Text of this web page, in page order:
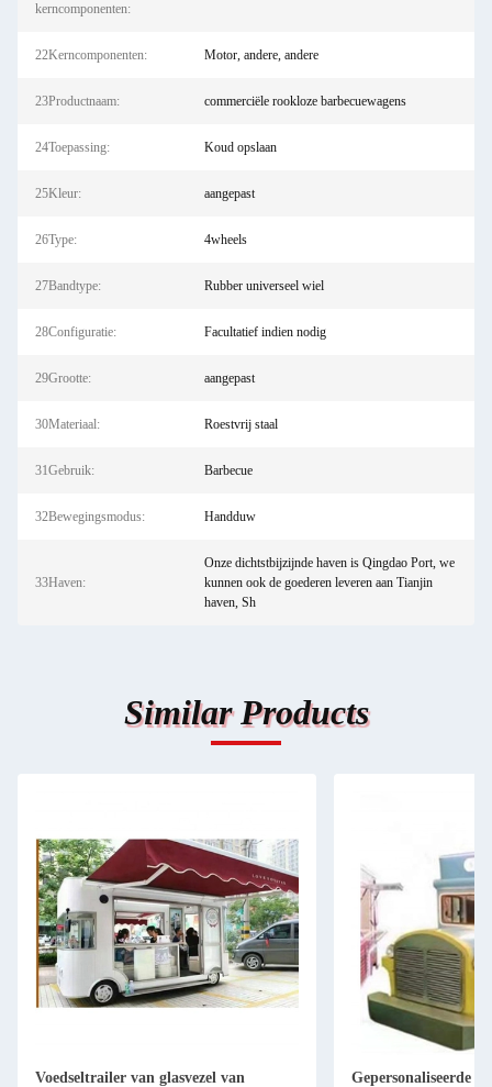
kerncomponenten:
22Kerncomponenten: Motor, andere, andere
23Productnaam: commerciële rookloze barbecuewagens
24Toepassing: Koud opslaan
25Kleur: aangepast
26Type: 4wheels
27Bandtype: Rubber universeel wiel
28Configuratie: Facultatief indien nodig
29Grootte: aangepast
30Materiaal: Roestvrij staal
31Gebruik: Barbecue
32Bewegingsmodus: Handduw
33Haven:
Onze dichtstbijzijnde haven is Qingdao Port, we
kunnen ook de goederen leveren aan Tianjin
haven, Sh
Similar Products
Voedseltrailer van glasvezel van
Gepersonaliseerde